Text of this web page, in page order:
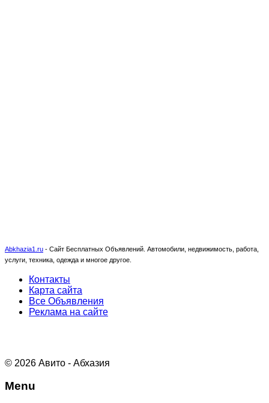
Abkhazia1.ru - Сайт Бесплатных Объявлений. Автомобили, недвижимость, работа,
услуги, техника, одежда и многое другое.
Контакты
Карта сайта
Все Объявления
Реклама на сайте
© 2026 Авито - Абхазия
Menu